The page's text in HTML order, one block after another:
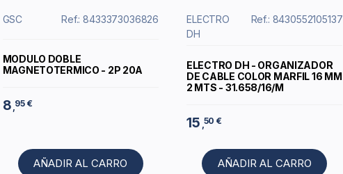
GSC Ref.: 8433373036826
MODULO DOBLE
MAGNETOTERMICO - 2P 20A
8 ,95 €
AÑADIR AL CARRO
ELECTRO
DH
Ref.: 8430552105137
ELECTRO DH - ORGANIZADOR
DE CABLE COLOR MARFIL 16 MM
2 MTS - 31.658/16/M
15 ,50 €
AÑADIR AL CARRO